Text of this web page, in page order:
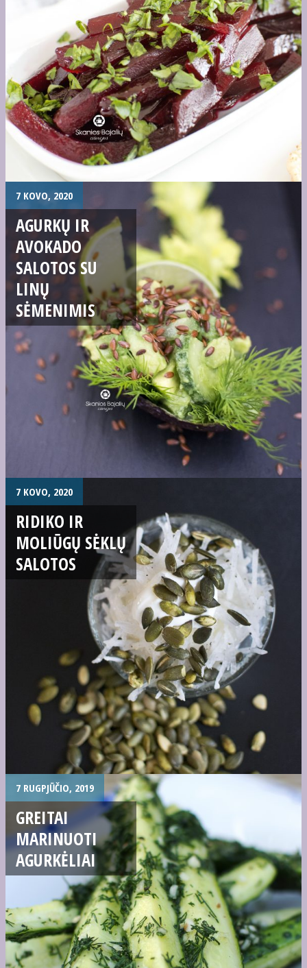
7 KOVO, 2020
AGURKŲ IR
AVOKADO
SALOTOS SU
LINŲ
SĖMENIMIS
7 KOVO, 2020
RIDIKO IR
MOLIŪGŲ SĖKLŲ
SALOTOS
7 RUGPJŪČIO, 2019
GREITAI
MARINUOTI
AGURKĖLIAI